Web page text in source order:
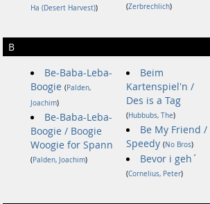
Ha (Desert Harvest)) (Zerbrechlich)
B
Be-Baba-Leba-
Boogie (Palden,
Joachim)
Be-Baba-Leba-
Boogie / Boogie
Woogie for Spann
(Palden, Joachim)
Beim
Kartenspiel'n /
Des is a Tag
(Hubbubs, The)
Be My Friend /
Speedy (No Bros)
Bevor i geh´
(Cornelius, Peter)